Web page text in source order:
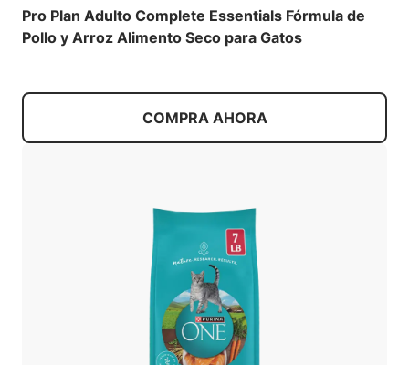
Pro Plan Adulto Complete Essentials Fórmula de
Pollo y Arroz Alimento Seco para Gatos
COMPRA AHORA